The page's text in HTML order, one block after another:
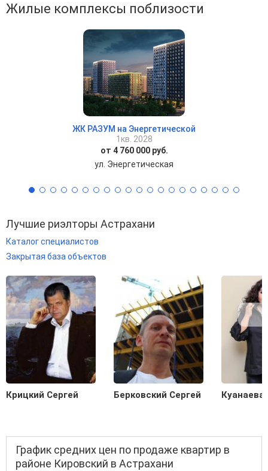
Жилые комплексы поблизости
ЖК РАЗУМ на Энергетической
1кв. 2028
от 4 760 000 руб.
ул. Энергетическая
Лучшие риэлторы Астрахани
Каталог специалистов
Закрытая база объектов
Крицкий Сергей Берковский Сергей
График средних цен по продаже квартир в
районе Кировский в Астрахани